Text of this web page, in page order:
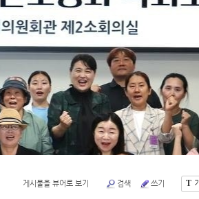
T
게시물을 뷰어로 보기 검색 쓰기